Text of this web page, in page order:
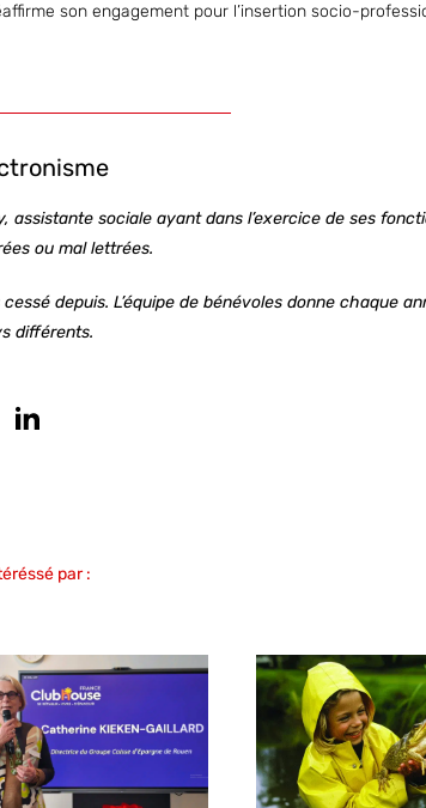
son engagement pour l’insertion socio-
assistante sociale ayant dans l’exercice de ses
ou mal lettrées.
depuis. L’équipe de bénévoles donne chaque
différents.
par :